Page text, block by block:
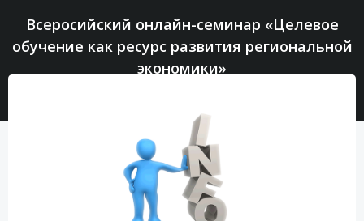
Всеросийский онлайн-семинар «Целевое
обучение как ресурс развития региональной
экономики»